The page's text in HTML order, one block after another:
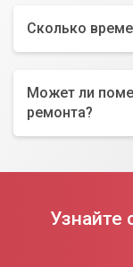
Сколько
Может ли
ремонта?
Узнайте